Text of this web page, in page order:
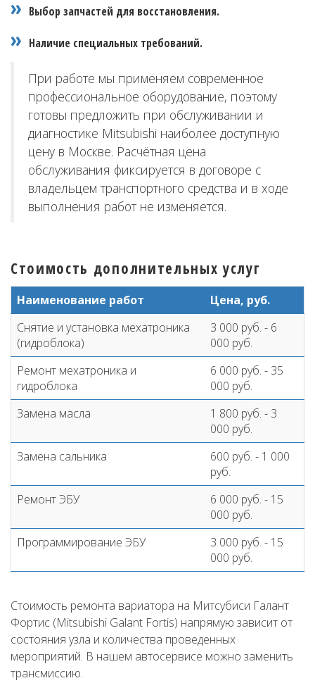
Выбор запчастей для восстановления.
Наличие специальных требований.
При работе мы применяем современное
профессиональное оборудование, поэтому
готовы предложить при обслуживании и
диагностике Mitsubishi наиболее доступную
цену в Москве. Расчётная цена
обслуживания фиксируется в договоре с
владельцем транспортного средства и в ходе
выполнения работ не изменяется.
Стоимость дополнительных услуг
Наименование работ
Цена, руб.
Снятие и установка мехатроника
(гидроблока)
3 000 руб. - 6
000 руб.
Ремонт мехатроника и
гидроблока
6 000 руб. - 35
000 руб.
Замена масла
1 800 руб. - 3
000 руб.
Замена сальника
600 руб. - 1 000
руб.
Ремонт ЭБУ
6 000 руб. - 15
000 руб.
Программирование ЭБУ
3 000 руб. - 15
000 руб.
Стоимость ремонта вариатора на Митсубиси Галант
Фортис (Mitsubishi Galant Fortis) напрямую зависит от
состояния узла и количества проведенных
мероприятий. В нашем автосервисе можно заменить
трансмиссию.